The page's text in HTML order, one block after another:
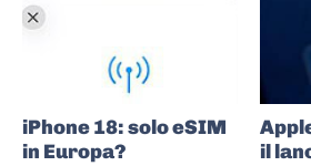
iPhone 18: solo eSIM
in Europa?
il